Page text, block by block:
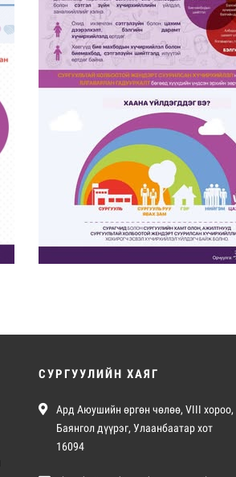
СУРГУУЛИЙН ХАЯГ
Ард Аюушийн өргөн чөлөө, VIII хороо,
Баянгол дүүрэг, Улаанбаатар хот
16094